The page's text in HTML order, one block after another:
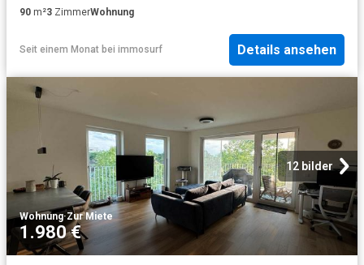
90 m²3 ZimmerWohnung
Seit einem Monat bei immosurf Details ansehen
12 bilder
Wohnung·Zur Miete
1.980 €